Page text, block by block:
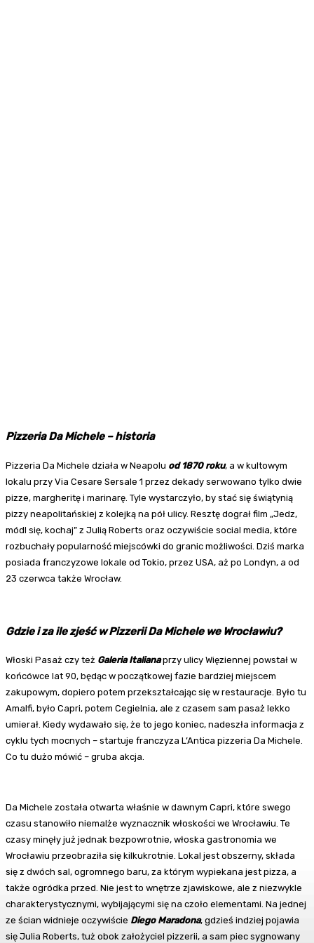
Pizzeria Da Michele – historia
Pizzeria Da Michele działa w Neapolu od 1870 roku, a w kultowym
lokalu przy Via Cesare Sersale 1 przez dekady serwowano tylko dwie
pizze, margheritę i marinarę. Tyle wystarczyło, by stać się świątynią
pizzy neapolitańskiej z kolejką na pół ulicy. Resztę dograł film „Jedz,
módl się, kochaj” z Julią Roberts oraz oczywiście social media, które
rozbuchały popularność miejscówki do granic możliwości. Dziś marka
posiada franczyzowe lokale od Tokio, przez USA, aż po Londyn, a od
23 czerwca także Wrocław.
Gdzie i za ile zjeść w Pizzerii Da Michele we Wrocławiu?
Włoski Pasaż czy też Galeria Italianaprzy ulicy Więziennej powstał w
końcówce lat 90, będąc w początkowej fazie bardziej miejscem
zakupowym, dopiero potem przekształcając się w restauracje. Było tu
Amalfi, było Capri, potem Cegielnia, ale z czasem sam pasaż lekko
umierał. Kiedy wydawało się, że to jego koniec, nadeszła informacja z
cyklu tych mocnych – startuje franczyza L’Antica pizzeria Da Michele.
Co tu dużo mówić – gruba akcja.
Da Michele została otwarta właśnie w dawnym Capri, które swego
czasu stanowiło niemalże wyznacznik włoskości we Wrocławiu. Te
czasy minęły już jednak bezpowrotnie, włoska gastronomia we
Wrocławiu przeobraziła się kilkukrotnie. Lokal jest obszerny, składa
się z dwóch sal, ogromnego baru, za którym wypiekana jest pizza, a
także ogródka przed. Nie jest to wnętrze zjawiskowe, ale z niezwykle
charakterystycznymi, wybijającymi się na czoło elementami. Na jednej
ze ścian widnieje oczywiście Diego Maradona, gdzieś indziej pojawia
się Julia Roberts, tuż obok założyciel pizzerii, a sam piec sygnowany